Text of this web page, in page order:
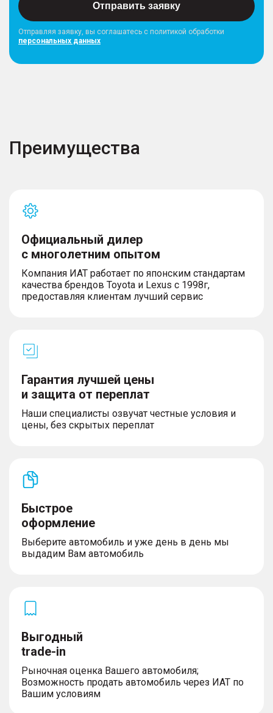
Отправить заявку
Отправляя заявку, вы соглашатесь с политикой обработки
персональных данных
Преимущества
Официальный дилер
с многолетним опытом
Компания ИАТ работает по японским стандартам
качества брендов Toyota и Lexus с 1998г,
предоставляя клиентам лучший сервис
Гарантия лучшей цены
и защита от переплат
Наши специалисты озвучат честные условия и
цены, без скрытых переплат
Быстрое
оформление
Выберите автомобиль и уже день в день мы
выдадим Вам автомобиль
Выгодный
trade-in
Рыночная оценка Вашего автомобиля;
Возможность продать автомобиль через ИАТ по
Вашим условиям